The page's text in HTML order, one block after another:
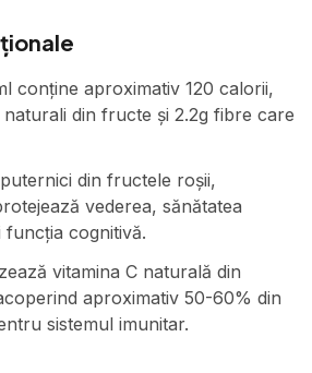
conține aproximativ 120 calorii,
din fructe și 2.2g fibre care
din fructele roșii,
vederea, sănătatea
cognitivă.
vitamina C naturală din
aproximativ 50-60% din
sistemul imunitar.